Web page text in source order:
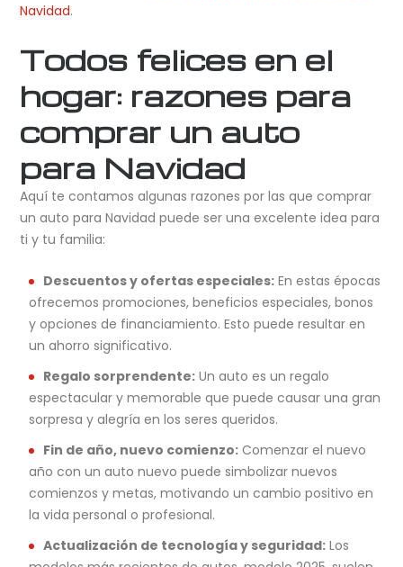
Navidad.
Todos felices en el
hogar: razones para
comprar un auto
para Navidad
Aquí te contamos algunas razones por las que comprar
un auto para Navidad puede ser una excelente idea para
ti y tu familia:
Descuentos y ofertas especiales: En estas épocas
ofrecemos promociones, beneficios especiales, bonos
y opciones de financiamiento. Esto puede resultar en
un ahorro significativo.
Regalo sorprendente: Un auto es un regalo
espectacular y memorable que puede causar una gran
sorpresa y alegría en los seres queridos.
Fin de año, nuevo comienzo: Comenzar el nuevo
año con un auto nuevo puede simbolizar nuevos
comienzos y metas, motivando un cambio positivo en
la vida personal o profesional.
Actualización de tecnología y seguridad: Los